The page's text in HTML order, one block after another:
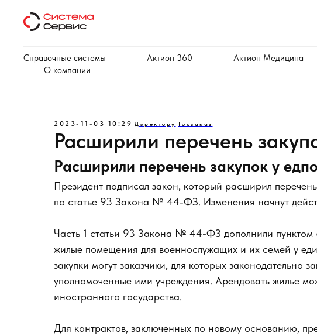
Справочные системы Актион 360 Актион Медицина
О компании
2023-11-03 10:29 Директору Госзаказ
Расширили перечень
Расширили перечень закупок у
Президент подписал закон, который расширил
по статье 93 Закона № 44-ФЗ. Изменения начнут
Часть 1 статьи 93 Закона № 44-ФЗ дополнили пунктом
жилые помещения для военнослужащих и их семей у
закупки могут заказчики, для которых законодательно
уполномоченные ими учреждения. Арендовать жилье
иностранного государства.
Для контрактов, заключенных по новому основанию,